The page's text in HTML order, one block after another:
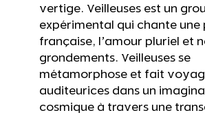
vertige. Veilleuses est un
expérimental qui chante une
française, l’amour pluriel et
grondements. Veilleuses se
métamorphose et fait
auditeurices dans un
cosmique à travers une